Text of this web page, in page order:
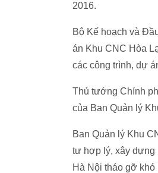
2016.
Bộ Kế hoạch và
án Khu CNC Hòa
các công trình, dự
Thủ tướng Chính
của Ban Quản lý
Ban Quản lý Khu
tư hợp lý, xây dựng
Hà Nội tháo gỡ